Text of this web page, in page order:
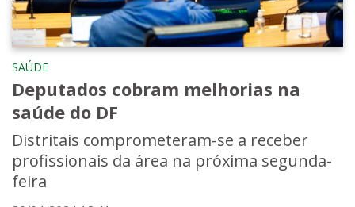
SAÚDE
Deputados cobram melhorias na
saúde do DF
Distritais comprometeram-se a receber
profissionais da área na próxima segunda-
feira